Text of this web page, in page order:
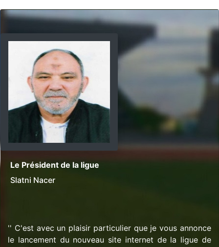
Le Président de la ligue
Slatni Nacer
'' C'est avec un plaisir particulier que je vous annonce
le lancement du nouveau site internet de la ligue de